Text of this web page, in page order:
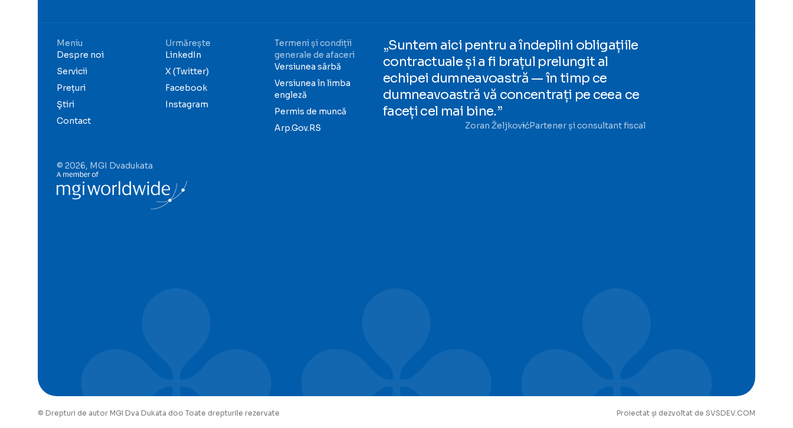
Meniu
Despre noi
Servicii
Prețuri
Ştiri
Contact
Urmărește
LinkedIn
X (Twitter)
Facebook
Instagram
Termeni și condiții
generale de afaceri
Versiunea sârbă
Versiunea în limba
engleză
Permis de muncă
Arp.Gov.RS
„Suntem aici pentru a îndeplini obligațiile
contractuale și a fi brațul prelungit al
echipei dumneavoastră — în timp ce
dumneavoastră vă concentrați pe ceea ce
faceți cel mai bine.”
Zoran ŽeljkovićPartener și consultant fiscal
© 2026, MGI Dvadukata
© Drepturi de autor MGI Dva Dukata doo Toate drepturile rezervate Proiectat și dezvoltat de SVSDEV.COM